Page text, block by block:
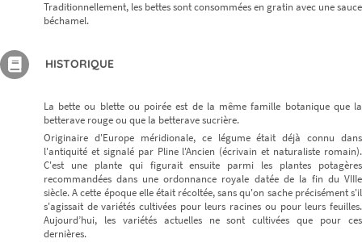
Traditionnellement, les bettes sont consommées en gratin avec une sauce
béchamel.
HISTORIQUE
La bette ou blette ou poirée est de la même famille botanique que la
betterave rouge ou que la betterave sucrière.
Originaire d'Europe méridionale, ce légume était déjà connu dans
l'antiquité et signalé par Pline l'Ancien (écrivain et naturaliste romain).
C'est une plante qui figurait ensuite parmi les plantes potagères
recommandées dans une ordonnance royale datée de la fin du VIIIe
siècle. A cette époque elle était récoltée, sans qu'on sache précisément s'il
s'agissait de variétés cultivées pour leurs racines ou pour leurs feuilles.
Aujourd’hui, les variétés actuelles ne sont cultivées que pour ces
dernières.